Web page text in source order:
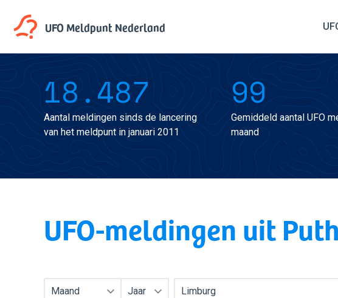
UFO MeldpuntNederland
18.487
Aantal meldingen sinds de lancering
van het meldpunt in januari 2011
99
Gemiddeld aantal UFO
maand
UFO-meldingen uit Puth
Maand Jaar Limburg